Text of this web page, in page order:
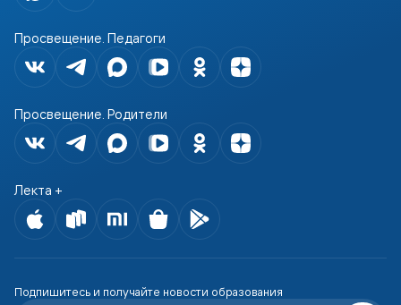
Подпишитесь и получайте новости образования
Просвещение. Педагоги
Лекта +
Просвещение. Родители